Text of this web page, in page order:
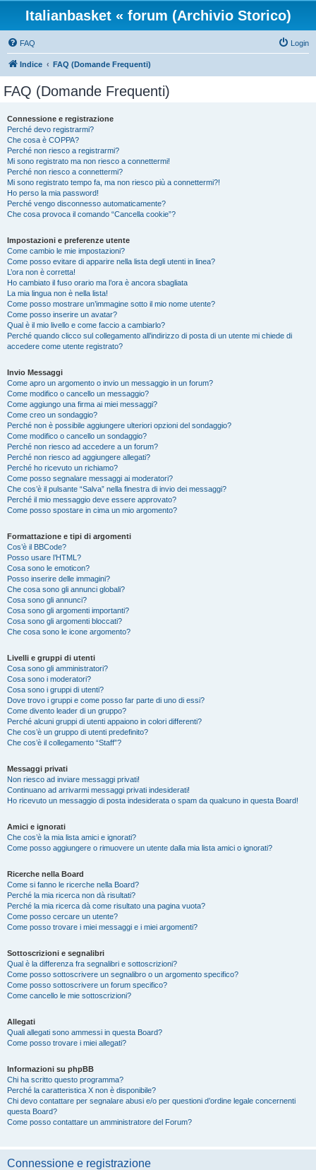
Italianbasket « forum (Archivio Storico)
FAQ Login
Indice FAQ (Domande Frequenti)
FAQ (Domande Frequenti)
Connessione e registrazione
Perché devo registrarmi?
Che cosa è COPPA?
Perché non riesco a registrarmi?
Mi sono registrato ma non riesco a connettermi!
Perché non riesco a connettermi?
Mi sono registrato tempo fa, ma non riesco più a connettermi?!
Ho perso la mia password!
Perché vengo disconnesso automaticamente?
Che cosa provoca il comando “Cancella cookie”?
Impostazioni e preferenze utente
Come cambio le mie impostazioni?
Come posso evitare di apparire nella lista degli utenti in linea?
L’ora non è corretta!
Ho cambiato il fuso orario ma l’ora è ancora sbagliata
La mia lingua non è nella lista!
Come posso mostrare un’immagine sotto il mio nome utente?
Come posso inserire un avatar?
Qual è il mio livello e come faccio a cambiarlo?
Perché quando clicco sul collegamento all’indirizzo di posta di un utente mi chiede di
accedere come utente registrato?
Invio Messaggi
Come apro un argomento o invio un messaggio in un forum?
Come modifico o cancello un messaggio?
Come aggiungo una firma ai miei messaggi?
Come creo un sondaggio?
Perché non è possibile aggiungere ulteriori opzioni del sondaggio?
Come modifico o cancello un sondaggio?
Perché non riesco ad accedere a un forum?
Perché non riesco ad aggiungere allegati?
Perché ho ricevuto un richiamo?
Come posso segnalare messaggi ai moderatori?
Che cos’è il pulsante “Salva” nella finestra di invio dei messaggi?
Perché il mio messaggio deve essere approvato?
Come posso spostare in cima un mio argomento?
Formattazione e tipi di argomenti
Cos’è il BBCode?
Posso usare l’HTML?
Cosa sono le emoticon?
Posso inserire delle immagini?
Che cosa sono gli annunci globali?
Cosa sono gli annunci?
Cosa sono gli argomenti importanti?
Cosa sono gli argomenti bloccati?
Che cosa sono le icone argomento?
Livelli e gruppi di utenti
Cosa sono gli amministratori?
Cosa sono i moderatori?
Cosa sono i gruppi di utenti?
Dove trovo i gruppi e come posso far parte di uno di essi?
Come divento leader di un gruppo?
Perché alcuni gruppi di utenti appaiono in colori differenti?
Che cos’è un gruppo di utenti predefinito?
Che cos’è il collegamento “Staff”?
Messaggi privati
Non riesco ad inviare messaggi privati!
Continuano ad arrivarmi messaggi privati indesiderati!
Ho ricevuto un messaggio di posta indesiderata o spam da qualcuno in questa Board!
Amici e ignorati
Che cos’è la mia lista amici e ignorati?
Come posso aggiungere o rimuovere un utente dalla mia lista amici o ignorati?
Ricerche nella Board
Come si fanno le ricerche nella Board?
Perché la mia ricerca non dà risultati?
Perché la mia ricerca dà come risultato una pagina vuota?
Come posso cercare un utente?
Come posso trovare i miei messaggi e i miei argomenti?
Sottoscrizioni e segnalibri
Qual è la differenza fra segnalibri e sottoscrizioni?
Come posso sottoscrivere un segnalibro o un argomento specifico?
Come posso sottoscrivere un forum specifico?
Come cancello le mie sottoscrizioni?
Allegati
Quali allegati sono ammessi in questa Board?
Come posso trovare i miei allegati?
Informazioni su phpBB
Chi ha scritto questo programma?
Perché la caratteristica X non è disponibile?
Chi devo contattare per segnalare abusi e/o per questioni d’ordine legale concernenti
questa Board?
Come posso contattare un amministratore del Forum?
Connessione e registrazione